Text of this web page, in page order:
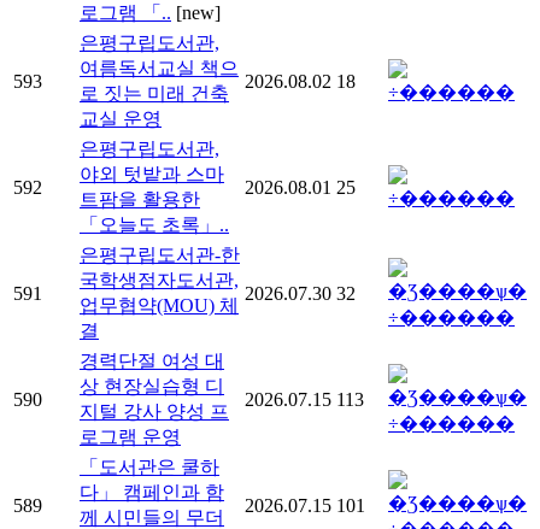
로그램 「.. [new]
593
은평구립도서관,
여름독서교실 책으
로 짓는 미래 건축
교실 운영
2026.08.02 18
592
은평구립도서관,
야외 텃밭과 스마
트팜을 활용한
「오늘도 초록」..
2026.08.01 25
591
은평구립도서관-한
국학생점자도서관,
업무협약(MOU) 체
결
2026.07.30 32
590
경력단절 여성 대
상 현장실습형 디
지털 강사 양성 프
로그램 운영
2026.07.15 113
589
「도서관은 쿨하
다」 캠페인과 함
께 시민들의 무더
2026.07.15 101